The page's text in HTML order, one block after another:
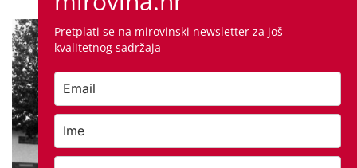
Pretplati se na mirovinski newsletter za još
kvalitetnog sadržaja